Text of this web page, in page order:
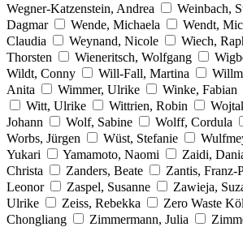
Wegner-Katzenstein, Andrea
Weinbach,
Dagmar
Wende, Michaela Wendt,
Claudia
Weynand, Nicole Wiech,
Thorsten
Wieneritsch, Wolfgang
Wildt, Conny
Will-Fall, Martina
Anita
Wimmer, Ulrike Winke, Fabian
Witt, Ulrike
Wittrien, Robin
Johann
Wolf, Sabine Wolff, Cordula
Worbs, Jürgen
Wüst, Stefanie
Yukari
Yamamoto, Naomi Zaidi,
Christa
Zanders, Beate Zantis, Franz-
Leonor
Zaspel, Susanne Zawieja,
Ulrike
Zeiss, Rebekka Zero Waste
Chongliang
Zimmermann, Julia